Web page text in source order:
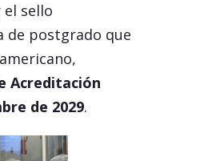
sello
de postgrado que
Acreditación
de 2029.